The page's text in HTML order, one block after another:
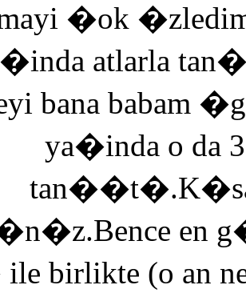
�ok
atlarla
bana babam
ya�inda o da
en
birlikte (o an